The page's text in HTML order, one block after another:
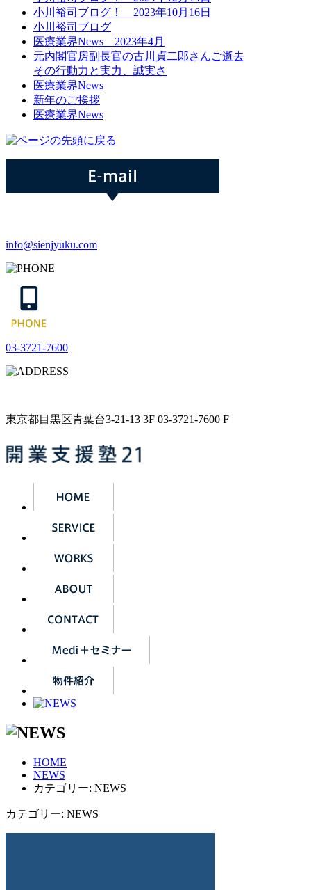
小川裕司ブログ！ 2023年10月16日
小川裕司ブログ
医療業界News 2023年4月
元内閣官房副長官の古川貞二郎さんご逝去
その行動力と実力、誠実さ
医療業界News
新年のご挨拶
医療業界News
info@sienjyuku.com
03-3721-7600
東京都目黒区青葉台3-21-13 3F 03-3721-7600 F
HOME
NEWS
カテゴリー: NEWS
カテゴリー: NEWS